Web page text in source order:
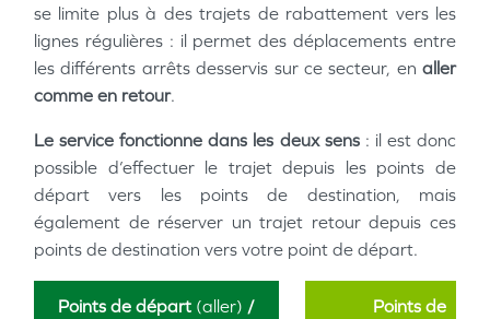
se limite plus à des trajets de rabattement vers les
lignes régulières : il permet des déplacements entre
les différents arrêts desservis sur ce secteur, en aller
comme en retour.
Le service fonctionne dans les deux sens: il est donc
possible d’effectuer le trajet depuis les points de
départ vers les points de destination, mais
également de réserver un trajet retour depuis ces
points de destination vers votre point de départ.
Points de départ (aller) /
Points de